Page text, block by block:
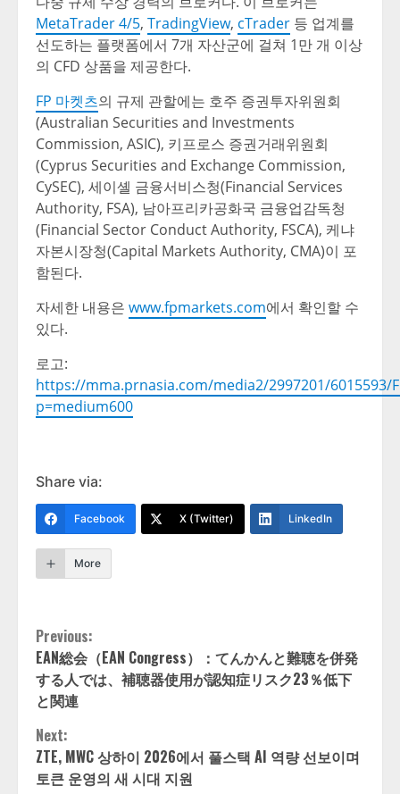
MetaTrader 4/5, TradingView, cTrader 등 업계를
선도하는 플랫폼에서 7개 자산군에 걸쳐 1만 개 이상
의 CFD 상품을 제공한다.
FP 마켓츠의 규제 관할에는 호주 증권투자위원회
(Australian Securities and Investments
Commission, ASIC), 키프로스 증권거래위원회
(Cyprus Securities and Exchange Commission,
CySEC), 세이셸 금융서비스청(Financial Services
Authority, FSA), 남아프리카공화국 금융업감독청
(Financial Sector Conduct Authority, FSCA), 케냐
자본시장청(Capital Markets Authority, CMA)이 포
함된다.
자세한 내용은 www.fpmarkets.com에서 확인할 수
있다.
로고:
https://mma.prnasia.com/media2/2997201/6015593/
p=medium600
Share via:
Facebook X (Twitter) LinkedIn
More
Continue
Reading
Previous:
EAN総会（EAN Congress）：てんかんと難聴を併発
する人では、補聴器使用が認知症リスク23％低下
と関連
Next:
ZTE, MWC 상하이 2026에서 풀스택 AI 역량 선보이며
토큰 운영의 새 시대 지원